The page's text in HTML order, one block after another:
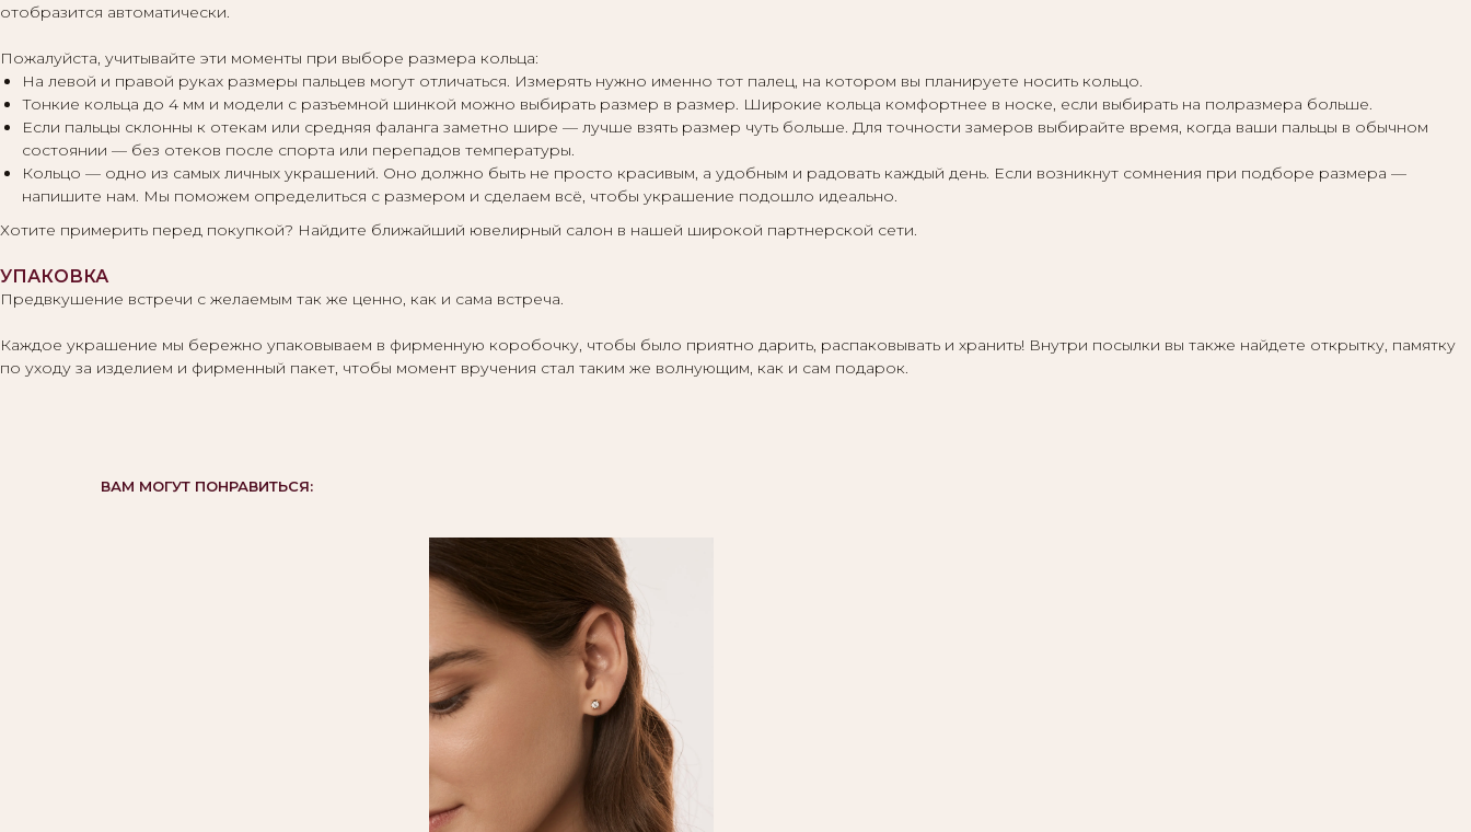
отобразится автоматически.
Пожалуйста, учитывайте эти моменты при выборе размера кольца:
На левой и правой руках размеры пальцев могут отличаться. Измерять нужно именно тот палец, на котором вы планируете носить кольцо.
Тонкие кольца до 4 мм и модели с разъемной шинкой можно выбирать размер в размер. Широкие кольца комфортнее в носке, если выбирать на полразмера больше.
Если пальцы склонны к отекам или средняя фаланга заметно шире — лучше взять размер чуть больше. Для точности замеров выбирайте время, когда ваши пальцы в обычном
состоянии — без отеков после спорта или перепадов температуры.
Кольцо — одно из самых личных украшений. Оно должно быть не просто красивым, а удобным и радовать каждый день. Если возникнут сомнения при подборе размера —
напишите нам. Мы поможем определиться с размером и сделаем всё, чтобы украшение подошло идеально.
Хотите примерить перед покупкой? Найдите ближайший ювелирный салон в нашей широкой партнерской сети.
УПАКОВКА
Предвкушение встречи с желаемым так же ценно, как и сама встреча.
Каждое украшение мы бережно упаковываем в фирменную коробочку, чтобы было приятно дарить, распаковывать и хранить! Внутри посылки вы также найдете открытку, памятку
по уходу за изделием и фирменный пакет, чтобы момент вручения стал таким же волнующим, как и сам подарок.
ВАМ МОГУТ ПОНРАВИТЬСЯ: